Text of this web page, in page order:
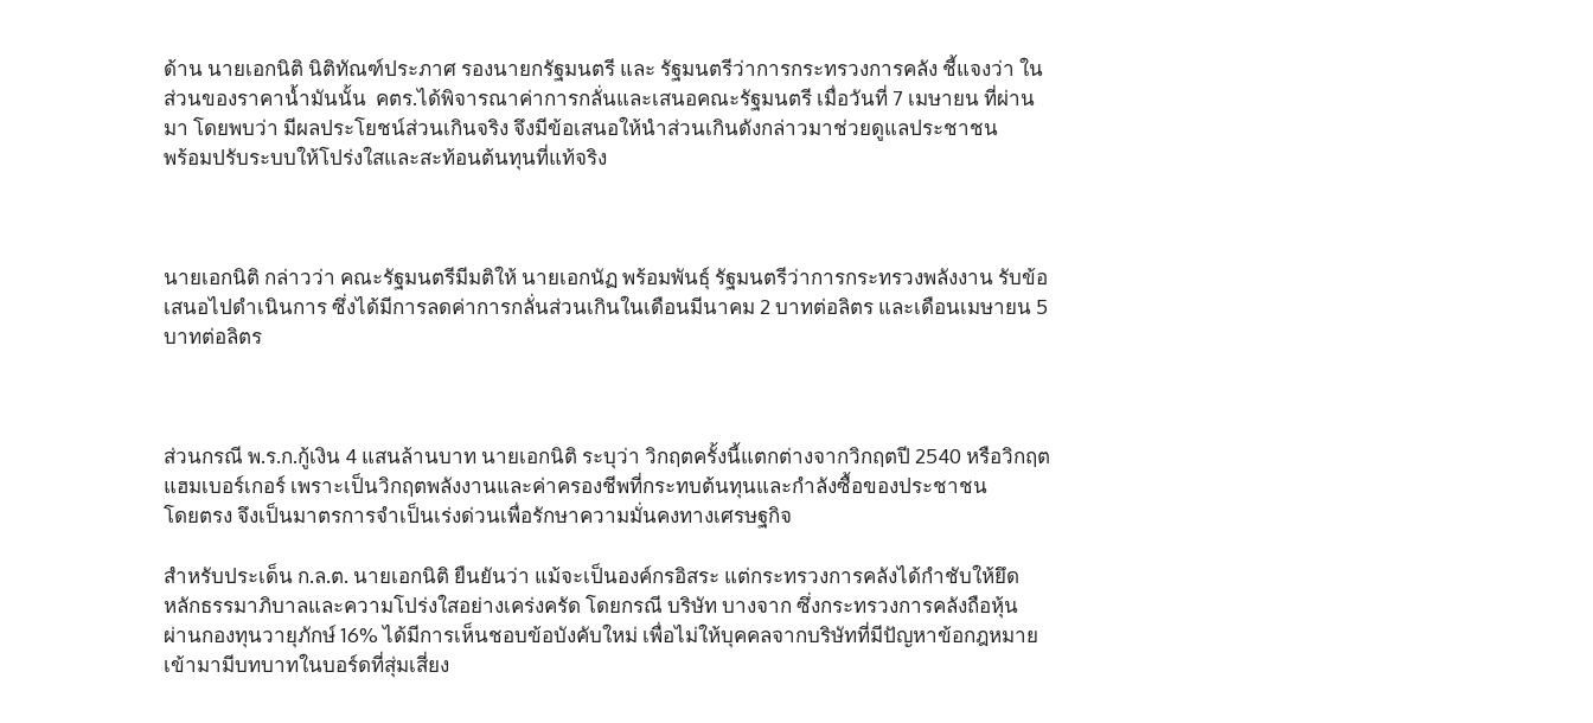
ด้าน นายเอกนิติ นิติทัณฑ์ประภาศ รองนายกรัฐมนตรี และ รัฐมนตรีว่าการกระทรวงการคลัง ชี้แจงว่า ใน
ส่วนของราคาน้ำมันนั้น คตร.ได้พิจารณาค่าการกลั่นและเสนอคณะรัฐมนตรี เมื่อวันที่ 7 เมษายน ที่ผ่าน
มา โดยพบว่า มีผลประโยชน์ส่วนเกินจริง จึงมีข้อเสนอให้นำส่วนเกินดังกล่าวมาช่วยดูแลประชาชน
พร้อมปรับระบบให้โปร่งใสและสะท้อนต้นทุนที่แท้จริง
นายเอกนิติ กล่าวว่า คณะรัฐมนตรีมีมติให้ นายเอกนัฏ พร้อมพันธุ์ รัฐมนตรีว่าการกระทรวงพลังงาน รับข้อ
เสนอไปดำเนินการ ซึ่งได้มีการลดค่าการกลั่นส่วนเกินในเดือนมีนาคม 2 บาทต่อลิตร และเดือนเมษายน 5
บาทต่อลิตร
ส่วนกรณี พ.ร.ก.กู้เงิน 4 แสนล้านบาท นายเอกนิติ ระบุว่า วิกฤตครั้งนี้แตกต่างจากวิกฤตปี 2540 หรือวิกฤต
แฮมเบอร์เกอร์ เพราะเป็นวิกฤตพลังงานและค่าครองชีพที่กระทบต้นทุนและกำลังซื้อของประชาชน
โดยตรง จึงเป็นมาตรการจำเป็นเร่งด่วนเพื่อรักษาความมั่นคงทางเศรษฐกิจ
สำหรับประเด็น ก.ล.ต. นายเอกนิติ ยืนยันว่า แม้จะเป็นองค์กรอิสระ แต่กระทรวงการคลังได้กำชับให้ยึด
หลักธรรมาภิบาลและความโปร่งใสอย่างเคร่งครัด โดยกรณี บริษัท บางจาก ซึ่งกระทรวงการคลังถือหุ้น
ผ่านกองทุนวายุภักษ์ 16% ได้มีการเห็นชอบข้อบังคับใหม่ เพื่อไม่ให้บุคคลจากบริษัทที่มีปัญหาข้อกฎหมาย
เข้ามามีบทบาทในบอร์ดที่สุ่มเสี่ยง